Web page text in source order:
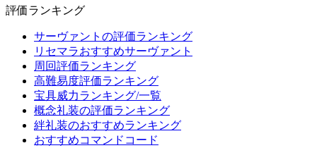
評価ランキング
サーヴァントの評価ランキング
リセマラおすすめサーヴァント
周回評価ランキング
高難易度評価ランキング
宝具威力ランキング/一覧
概念礼装の評価ランキング
絆礼装のおすすめランキング
おすすめコマンドコード